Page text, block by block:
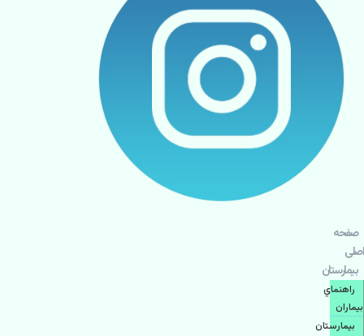
صفحه
اصلی
بيمارستان
راهنماي
بیماران
بیمارستان